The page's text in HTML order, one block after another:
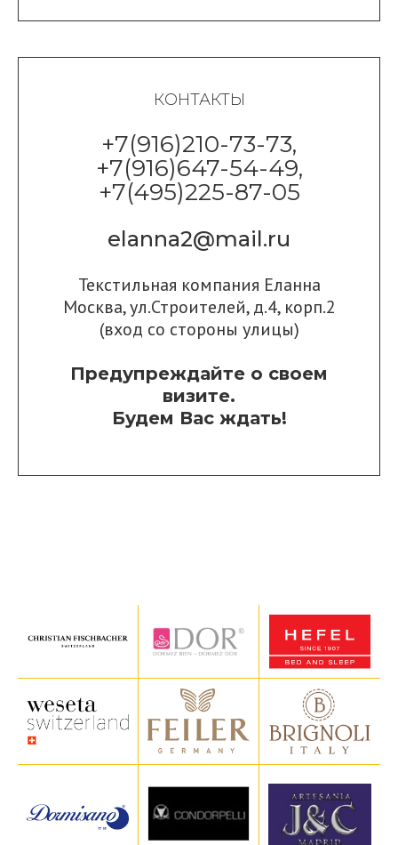
КОНТАКТЫ
+7(916)210-73-73,
+7(916)647-54-49,
+7(495)225-87-05
elanna2@mail.ru
Текстильная компания Еланна
Москва, ул.Строителей, д.4, корп.2
(вход со стороны улицы)
Предупреждайте о своем
визите.
Будем Вас ждать!